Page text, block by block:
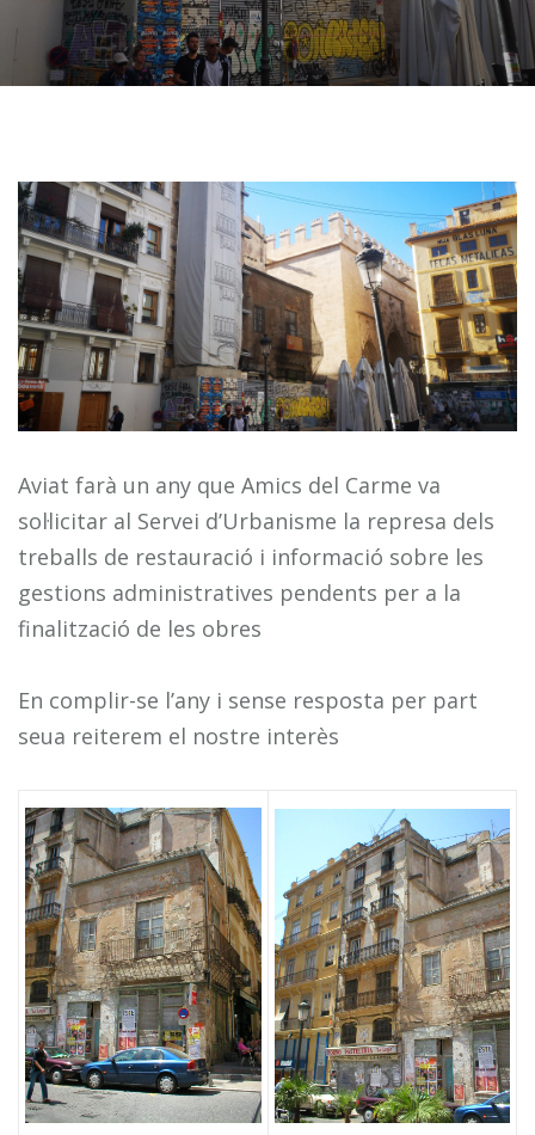
Aviat farà un any que Amics del Carme va
sol·licitar al Servei d’Urbanisme la represa dels
treballs de restauració i informació sobre les
gestions administratives pendents per a la
finalització de les obres
En complir-se l’any i sense resposta per part
seua reiterem el nostre interès